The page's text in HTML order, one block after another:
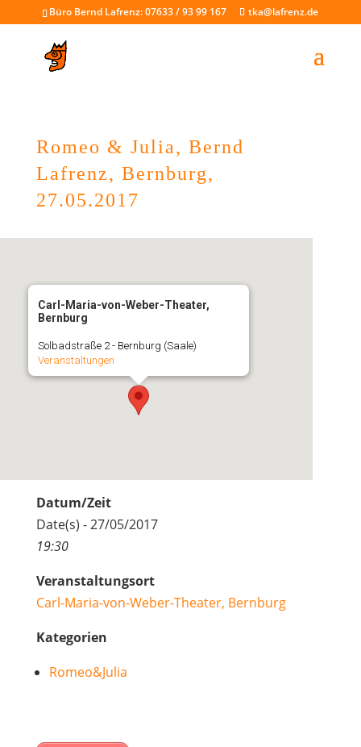
Büro Bernd Lafrenz: 07633 / 93 99 167 tka@lafrenz.de
Romeo & Julia, Bernd
Lafrenz, Bernburg,
27.05.2017
Carl-Maria-von-Weber-Theater,
Bernburg
Solbadstraße 2 - Bernburg (Saale)
Veranstaltungen
Datum/Zeit
Date(s) - 27/05/2017
19:30
Veranstaltungsort
Carl-Maria-von-Weber-Theater, Bernburg
Kategorien
Romeo&Julia